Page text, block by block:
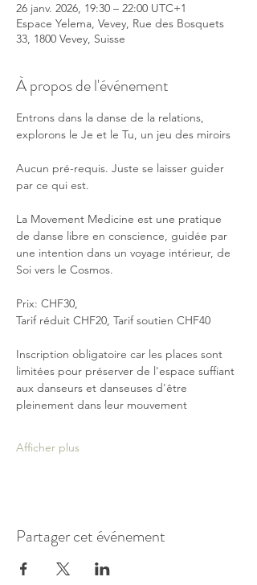
26 janv. 2026, 19:30 – 22:00 UTC+1
Espace Yelema, Vevey, Rue des Bosquets
33, 1800 Vevey, Suisse
À propos de l'événement
Entrons dans la danse de la relations,
explorons le Je et le Tu, un jeu des miroirs
Aucun pré-requis. Juste se laisser guider
par ce qui est.
La Movement Medicine est une pratique
de danse libre en conscience, guidée par
une intention dans un voyage intérieur, de
Soi vers le Cosmos.
Prix: CHF30,
Tarif réduit CHF20, Tarif soutien CHF40
Inscription obligatoire car les places sont
limitées pour préserver de l'espace suffiant
aux danseurs et danseuses d'être
pleinement dans leur mouvement
Afficher plus
Partager cet événement